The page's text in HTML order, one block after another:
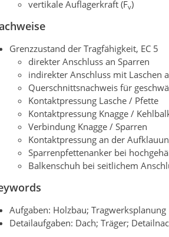
vertikale Auflagerkraft (Fv)
Grenzzustand der Tragfähigkeit, EC 5
direkter Anschluss an Sparren
indirekter Anschluss mit Laschen
Querschnittsnachweis für
Kontaktpressung Lasche / Pfette
Kontaktpressung Knagge /
Verbindung Knagge / Sparren
Kontaktpressung an der
Sparrenpfettenanker bei
Balkenschuh bei seitlichem
Aufgaben: Holzbau; Tragwerksplanung
Detailaufgaben: Dach; Träger;